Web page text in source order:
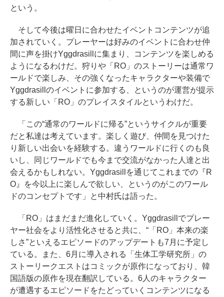
という。
そして今後は曜日に合わせたイベントコンテンツが追
加されていく。プレーヤーは好みのイベントに合わせ仲
間に声を掛けYggdrasillに集まり、コンテンツを楽しめる
ようになるわけだ。狩りや「RO」のストーリーは通常ワ
ールドで楽しみ、その強くなったキャラクターや装備で
Yggdrasillのイベントに参加する、というのが運営が提示
する新しい「RO」のプレイスタイルというわけだ。
「この“通常のワールドに帰る”というサイクルが重要
だと私達は考えています。楽しく遊び、仲間を見つけた
り新しい出会いを経験する。違うワールドに行くのも良
いし、同じワールドでも今まで交流がなかった人達と出
会えるかもしれない。Yggdrasillを通じてこれまでの『R
O』を今以上に楽しんで欲しい、というのがこのワール
ドのコンセプトです」と中村氏は語った。
「RO」はまだまだ進化していく。Yggdrasillでプレー
ヤー社会をより活性化させると共に、“「RO」本来の楽
しさ”といえるエピソードのアップデートも7月に予定し
ている。また、6月に導入される「生体工学研究所」の
ストーリークエストはコミックが原作になっており、韓
国語版の原作を現在翻訳している。6人のキャラクター
が遭遇するエピソードをたどっていくコンテンツになる